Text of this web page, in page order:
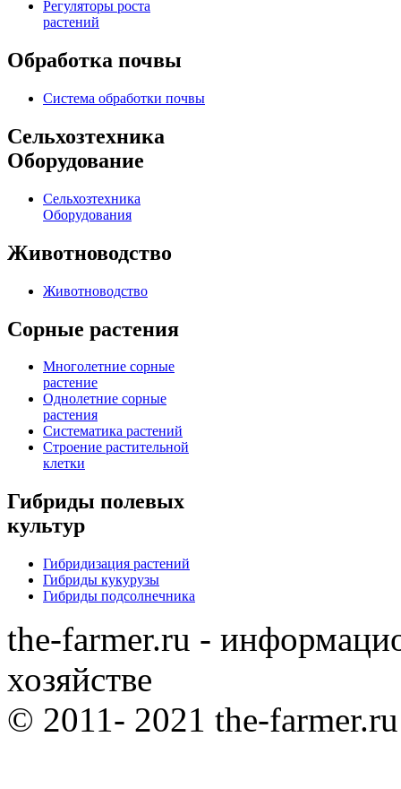
Регуляторы роста
растений
Обработка почвы
Система обработки почвы
Сельхозтехника
Оборудование
Сельхозтехника
Оборудования
Животноводство
Животноводство
Сорные растения
Многолетние сорные
растение
Однолетние сорные
растения
Систематика растений
Строение растительной
клетки
Гибриды полевых
культур
Гибридизация растений
Гибриды кукурузы
Гибриды подсолнечника
the-farmer.ru -
хозяйстве
© 2011- 2021 the-